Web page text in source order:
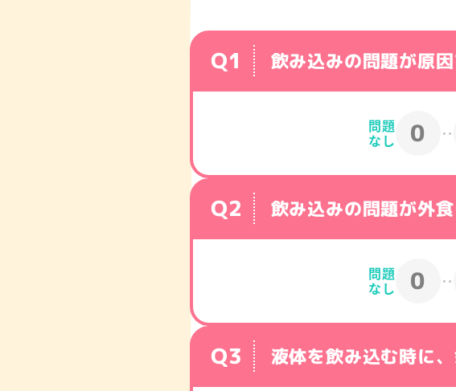
飲み込みの問題が原
問題
なし 0
飲み込みの問題が外
問題
なし 0
液体を飲み込む時に